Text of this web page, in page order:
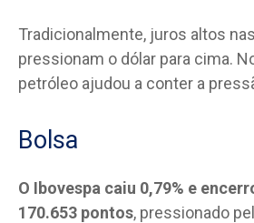
Tradicionalmente, juros altos
pressionam o dólar para cima.
petróleo ajudou a conter a
Bolsa
O Ibovespa caiu 0,79% e
170.653 pontos, pressionado